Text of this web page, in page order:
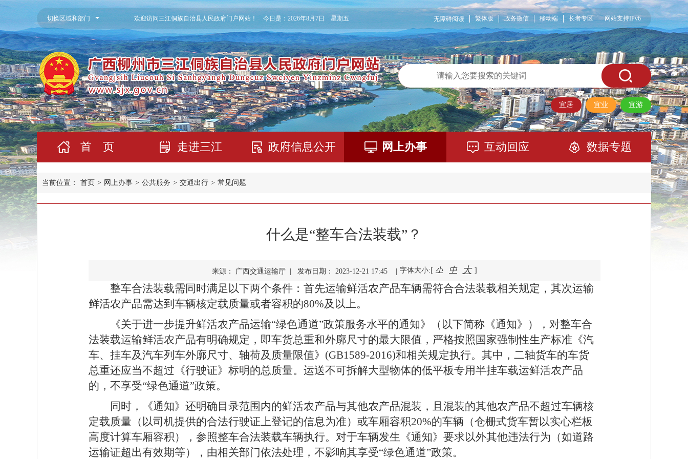
切换区域和部门 网站支持IPv6
无障碍阅读 繁体版 政务微信 移动端 长者专区
欢迎访问三江侗族自治县人民政府门户网站！ 今日是： 2026年8月7日 星期五
宜居 宜业 宜游
首 页 走进三江 政府信息公开 网上办事 互动回应 数据专题
当前位置： 首页 > 网上办事 > 公共服务 > 交通出行 > 常见问题
什么是“整车合法装载”？
来源： 广西交通运输厅 | 发布日期： 2023-12-21 17:45 | 字体大小:[ 小 中 大 ]
整车合法装载需同时满足以下两个条件：首先运输鲜活农产品车辆需符合合法装载相关规定，其次运输
鲜活农产品需达到车辆核定载质量或者容积的80%及以上。
《关于进一步提升鲜活农产品运输“绿色通道”政策服务水平的通知》（以下简称《通知》），对整车合
法装载运输鲜活农产品有明确规定，即车货总重和外廓尺寸的最大限值，严格按照国家强制性生产标准《汽
车、挂车及汽车列车外廓尺寸、轴荷及质量限值》(GB1589-2016)和相关规定执行。其中，二轴货车的车货
总重还应当不超过《行驶证》标明的总质量。运送不可拆解大型物体的低平板专用半挂车载运鲜活农产品
的，不享受“绿色通道”政策。
同时，《通知》还明确目录范围内的鲜活农产品与其他农产品混装，且混装的其他农产品不超过车辆核
定载质量（以司机提供的合法行驶证上登记的信息为准）或车厢容积20%的车辆（仓栅式货车暂以实心栏板
高度计算车厢容积），参照整车合法装载车辆执行。对于车辆发生《通知》要求以外其他违法行为（如道路
运输证超出有效期等），由相关部门依法处理，不影响其享受“绿色通道”政策。